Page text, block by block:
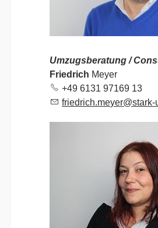
Umzugsberatung /
Friedrich Meyer
+49 6131 97169 13
fr
dr ch m y r st rk-